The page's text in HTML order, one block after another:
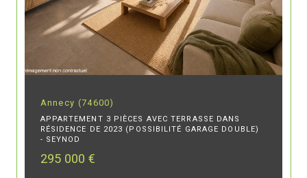
Annecy (74600)
APPARTEMENT 3 PIÈCES AVEC TERRASSE DANS
RÉSIDENCE DE 2023 (POSSIBILITÉ GARAGE DOUBLE)
- SEYNOD
295 000 €